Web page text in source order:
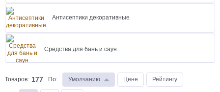
Антисептики декоративные
Средства для бань и саун
Товаров: 177 По: Умолчанию Цене Рейтингу